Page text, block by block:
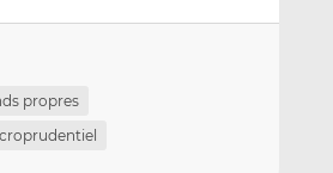
propres